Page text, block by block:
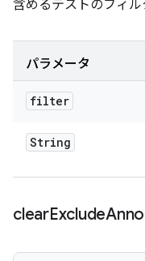
含めるテストのフィル
パラメータ
filter
String
clearExclude